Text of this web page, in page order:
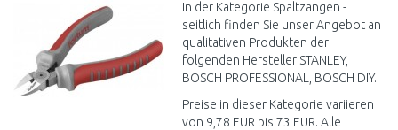
In der Kategorie Spaltzangen -
seitlich finden Sie unser Angebot an
qualitativen Produkten der
folgenden Hersteller:STANLEY,
BOSCH PROFESSIONAL, BOSCH DIY.
Preise in dieser Kategorie variieren
von 9,78 EUR bis 73 EUR. Alle